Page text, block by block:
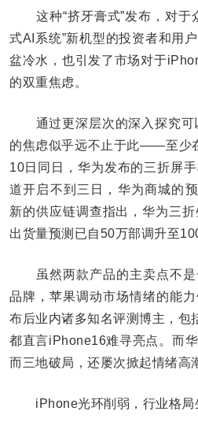
这种“挤牙膏式”发布，对于
式AI系统”新机型的投资者和用
盆冷水，也引发了市场对于
的双重焦虑。
通过更深层次的深入探究可
的焦虑似乎远不止于此——至少
10日同日，华为发布的三折屏
道开启不到三日，华为商城的
新的供应链调查指出，华为三
出货量预测已自50万部调升至
虽然两款产品的主卖点不是
品牌，苹果调动市场情绪的能
布后业内诸多知名评测博主，包
都直言iPhone16难寻亮点。而
而三地破局，还屡次掀起情绪高
iPhone光环削弱，行业格局